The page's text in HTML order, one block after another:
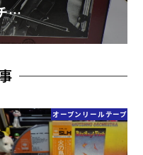
…
オープンリールテープ